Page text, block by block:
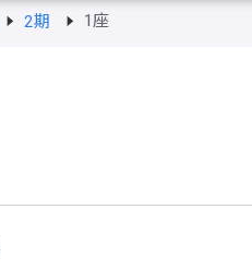
2期 1座